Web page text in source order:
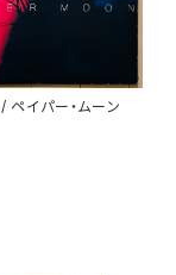
ペイパー・ムーン